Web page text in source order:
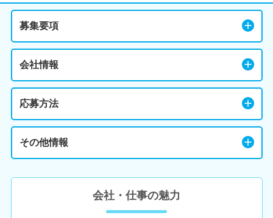
募集要項
会社情報
応募方法
その他情報
会社・仕事の魅力